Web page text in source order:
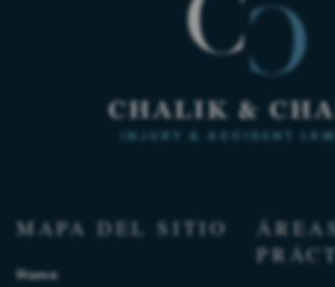
MAPA DEL SITIO
Home